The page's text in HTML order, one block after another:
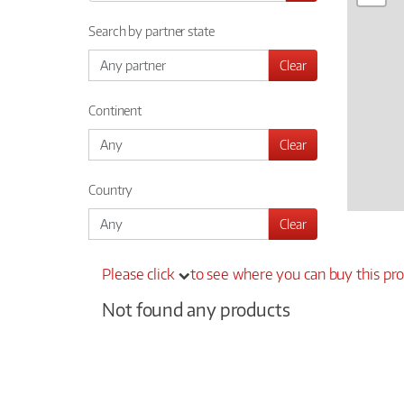
Search by partner state
Clear
Continent
Clear
Country
Clear
Please click to see where you can buy this
Not found any products